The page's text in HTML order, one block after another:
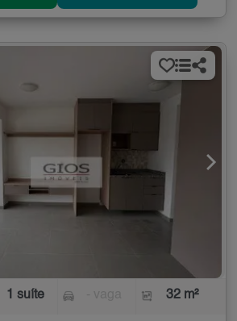
1 suíte 32 m²